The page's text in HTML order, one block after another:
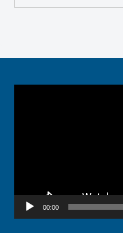
します。故障かなと思っ
00:00